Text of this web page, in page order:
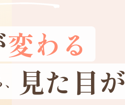
変わる
見た目が